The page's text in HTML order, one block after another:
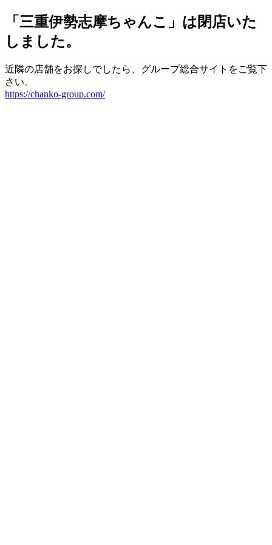
「三重伊勢志摩ちゃんこ」は閉店いた
しました。
近隣の店舗をお探しでしたら、グループ総合サイトをご覧下
さい。
https://chanko-group.com/